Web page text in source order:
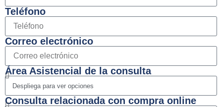
Teléfono
Correo electrónico
Área Asistencial de la consulta
Consulta relacionada con compra online